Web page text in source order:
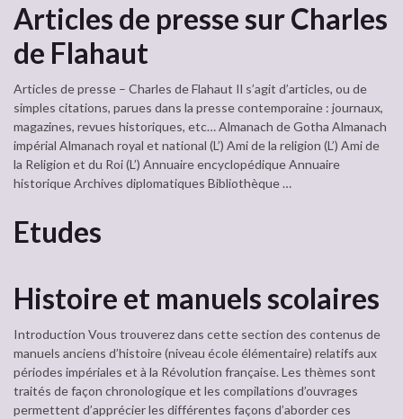
Articles de presse sur Charles
de Flahaut
Articles de presse – Charles de Flahaut Il s’agit d’articles, ou de
simples citations, parues dans la presse contemporaine : journaux,
magazines, revues historiques, etc… Almanach de Gotha Almanach
impérial Almanach royal et national (L’) Ami de la religion (L’) Ami de
la Religion et du Roi (L’) Annuaire encyclopédique Annuaire
historique Archives diplomatiques Bibliothèque …
Etudes
Histoire et manuels scolaires
Introduction Vous trouverez dans cette section des contenus de
manuels anciens d’histoire (niveau école élémentaire) relatifs aux
périodes impériales et à la Révolution française. Les thèmes sont
traités de façon chronologique et les compilations d’ouvrages
permettent d’apprécier les différentes façons d’aborder ces